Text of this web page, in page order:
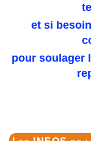
et si
pour soulager